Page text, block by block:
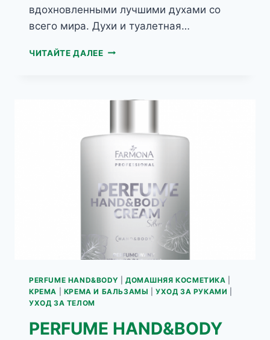
вдохновленными лучшими духами со
всего мира. Духи и туалетная…
ЧИТАЙТЕ ДАЛЕЕPERFUME
ДЛЯ
РУК
PERFECT
PERFUME HAND&BODY ДОМАШНЯЯ КОСМЕТИКА
КРЕМА
КРЕМА И БАЛЬЗАМЫ |УХОД ЗА РУКАМИ
УХОД ЗА ТЕЛОМ
PERFUME HAND&BODY